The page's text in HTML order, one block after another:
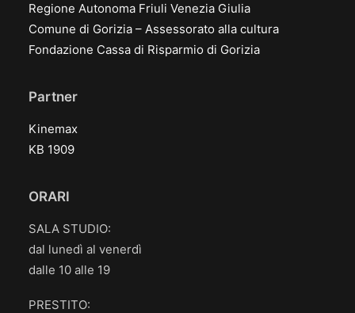
Regione Autonoma Friuli Venezia Giulia
Comune di Gorizia – Assessorato alla cultura
Fondazione Cassa di Risparmio di Gorizia
Partner
Kinemax
KB 1909
ORARI
SALA STUDIO:
dal lunedì al venerdì
dalle 10 alle 19
PRESTITO: